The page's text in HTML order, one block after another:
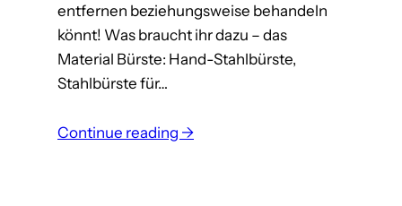
entfernen beziehungsweise behandeln
könnt! Was braucht ihr dazu – das
Material Bürste: Hand-Stahlbürste,
Stahlbürste für…
Continue reading →: